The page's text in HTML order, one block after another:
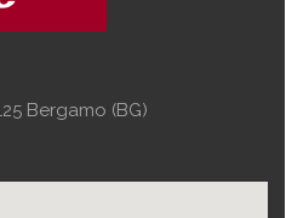
Bergamo (BG)